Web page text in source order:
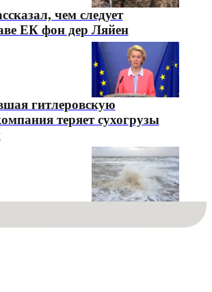
чем следует
ЕК фон дер Ляйен
гитлеровскую
теряет сухогрузы